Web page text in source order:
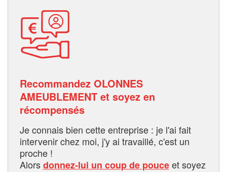
Recommandez OLONNES
AMEUBLEMENT et soyez en
récompensés
Je connais bien cette entreprise : je l'ai fait
intervenir chez moi, j'y ai travaillé, c'est un
proche !
Alorsdonnez-lui un coup de pouceet soyez